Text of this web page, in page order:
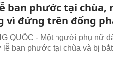
ban phước tại chùa,
vì đứng trên đống
QUỐC - Một người phụ nữ
lễ ban phước tại chùa và bị